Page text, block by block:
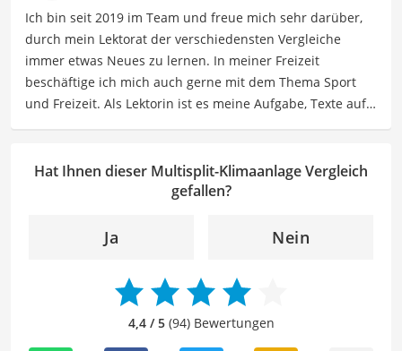
Ich bin seit 2019 im Team und freue mich sehr darüber,
durch mein Lektorat der verschiedensten Vergleiche
immer etwas Neues zu lernen. In meiner Freizeit
beschäftige ich mich auch gerne mit dem Thema Sport
und Freizeit. Als Lektorin ist es meine Aufgabe, Texte auf
Autoren dabei zu helfen, ihre Botschaften klar und
effektiv zu kommunizieren. Durch meine Leidenschaft für
Interessen, bringe ich frische Perspektiven sowie neue
dass die Texte sowohl qualitativ hochwertig als auch
ansprechend sind.
Hat Ihnen dieser Multisplit-Klimaanlage Vergleich
gefallen?
Ja Nein
4,4 / 5(94) Bewertungen